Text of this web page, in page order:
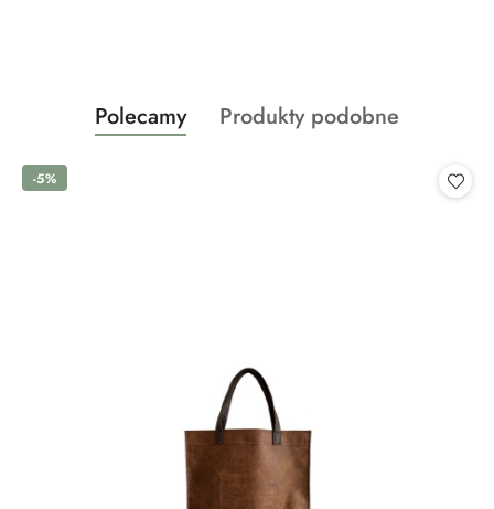
Pomiń karuzelę produktów
Produkty
o
Polecamy
Produkty
Produkty podobne
-5%